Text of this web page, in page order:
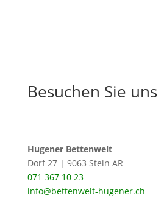
Besuchen Sie uns
Hugener Bettenwelt
Dorf 27 | 9063 Stein AR
071 367 10 23
info@bettenwelt-hugener.ch